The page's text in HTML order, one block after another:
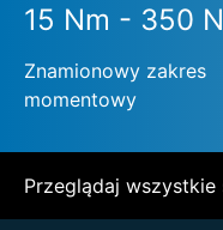
15 Nm - 350
Znamionowy zakres
momentowy
Przeglądaj